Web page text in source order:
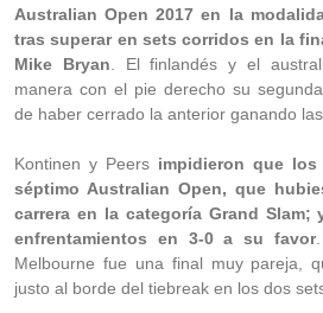
Australian Open 2017 en la
tras superar en sets corridos en la
Mike Bryan . El finlandés y el
manera con el pie derecho su
de haber cerrado la anterior ganando
Kontinen y Peers impidieron que
séptimo Australian Open, que
carrera en la categoría Grand
enfrentamientos en 3-0 a su favor
Melbourne fue una final muy pareja,
justo al borde del tiebreak en los dos